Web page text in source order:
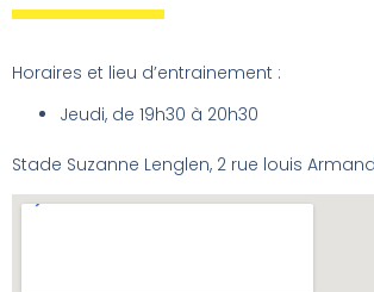
Horaires et lieu d’entrainement :
Jeudi, de 19h30 à 20h30
Stade Suzanne Lenglen, 2 rue louis